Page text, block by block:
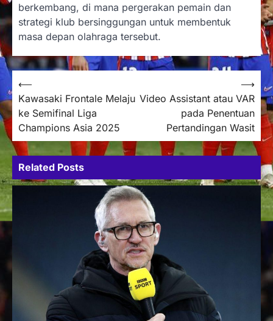
berkembang, di mana pergerakan pemain dan
strategi klub bersinggungan untuk membentuk
masa depan olahraga tersebut.
Post
navigation
⟵
Kawasaki Frontale Melaju
ke Semifinal Liga
Champions Asia 2025
Video Assistant atau VAR
pada Penentuan
Pertandingan Wasit
⟶
Related Posts